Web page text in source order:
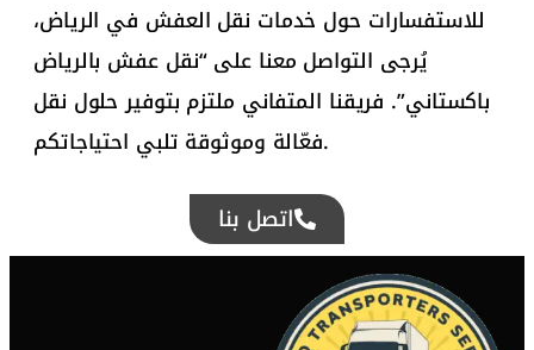
للاستفسارات حول خدمات نقل العفش في الرياض،
يُرجى التواصل معنا على “نقل عفش بالرياض
باكستاني”. فريقنا المتفاني ملتزم بتوفير حلول نقل
فعّالة وموثوقة تلبي احتياجاتكم.
اتصل بنا